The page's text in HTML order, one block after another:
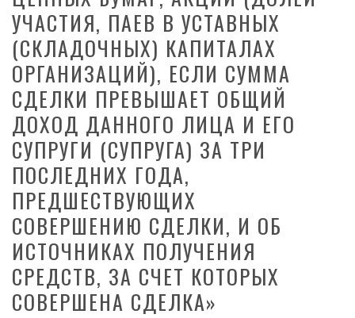
УЧАСТИЯ, ПАЕВ В УСТАВНЫХ
(СКЛАДОЧНЫХ) КАПИТАЛАХ
ОРГАНИЗАЦИЙ), ЕСЛИ СУММА
СДЕЛКИ ПРЕВЫШАЕТ ОБЩИЙ
ДОХОД ДАННОГО ЛИЦА И ЕГО
СУПРУГИ (СУПРУГА) ЗА ТРИ
ПОСЛЕДНИХ ГОДА,
ПРЕДШЕСТВУЮЩИХ
СОВЕРШЕНИЮ СДЕЛКИ, И ОБ
ИСТОЧНИКАХ ПОЛУЧЕНИЯ
СРЕДСТВ, ЗА СЧЕТ КОТОРЫХ
СОВЕРШЕНА СДЕЛКА»